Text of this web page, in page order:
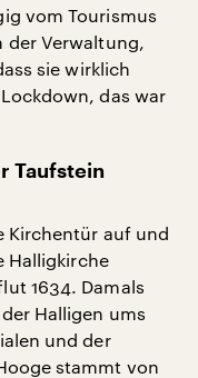
vom Tourismus
der Verwaltung,
sie wirklich
das war
Taufstein
Kirchentür auf und
Halligkirche
1634. Damals
Halligen ums
und der
stammt von